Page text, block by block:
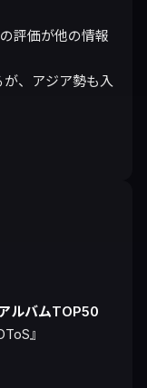
評価が他の情報
が、アジア勢も入
ルバムTOP50
』